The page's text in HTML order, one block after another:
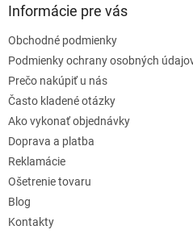
Informácie pre vás
Obchodné podmienky
Podmienky ochrany osobných
Prečo nakúpiť u nás
Často kladené otázky
Ako vykonať objednávky
Doprava a platba
Reklamácie
Ošetrenie tovaru
Blog
Kontakty